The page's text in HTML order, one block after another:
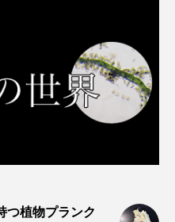
ベニザケ ベラ
ホホジロザメ
つ植物プランク